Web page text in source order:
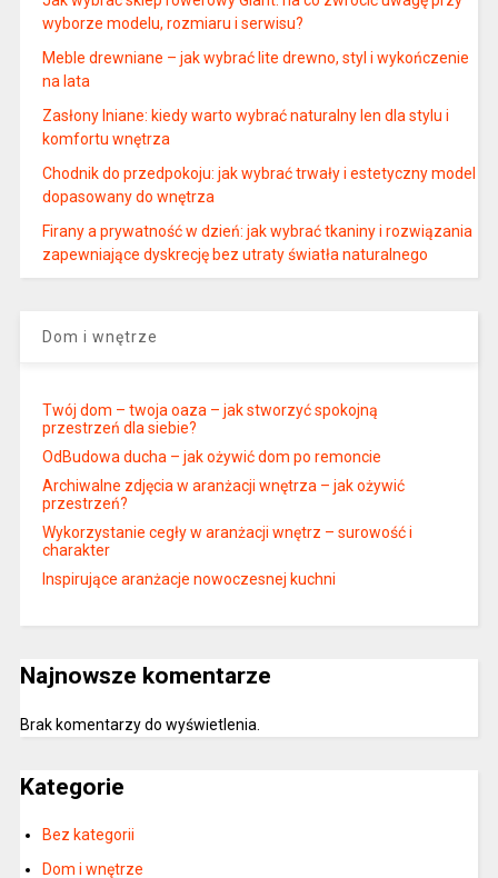
wyborze modelu, rozmiaru i serwisu?
Meble drewniane – jak wybrać lite drewno, styl i wykończenie
na lata
Zasłony lniane: kiedy warto wybrać naturalny len dla stylu i
komfortu wnętrza
Chodnik do przedpokoju: jak wybrać trwały i estetyczny model
dopasowany do wnętrza
Firany a prywatność w dzień: jak wybrać tkaniny i rozwiązania
zapewniające dyskrecję bez utraty światła naturalnego
Dom i wnętrze
Twój dom – twoja oaza – jak stworzyć spokojną
przestrzeń dla siebie?
OdBudowa ducha – jak ożywić dom po remoncie
Archiwalne zdjęcia w aranżacji wnętrza – jak ożywić
przestrzeń?
Wykorzystanie cegły w aranżacji wnętrz – surowość i
charakter
Inspirujące aranżacje nowoczesnej kuchni
Najnowsze komentarze
Brak komentarzy do wyświetlenia.
Kategorie
Bez kategorii
Dom i wnętrze